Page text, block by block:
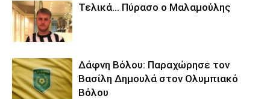
Τελικά… Πύρασο ο Μαλαμούλης
Δάφνη Βόλου: Παραχώρησε τον
Βασίλη Δημουλά στον Ολυμπιακό
Βόλου